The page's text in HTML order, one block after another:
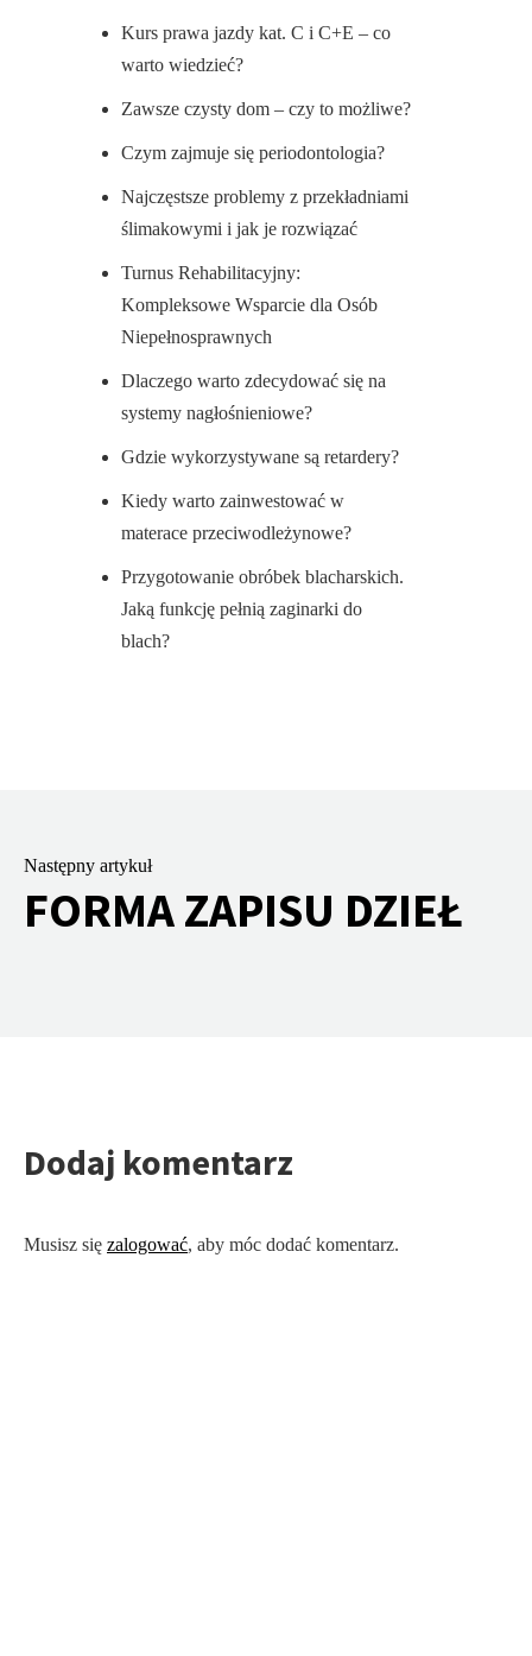
Kurs prawa jazdy kat. C i C+E – co
warto wiedzieć?
Zawsze czysty dom – czy to możliwe?
Czym zajmuje się periodontologia?
Najczęstsze problemy z przekładniami
ślimakowymi i jak je rozwiązać
Turnus Rehabilitacyjny:
Kompleksowe Wsparcie dla Osób
Niepełnosprawnych
Dlaczego warto zdecydować się na
systemy nagłośnieniowe?
Gdzie wykorzystywane są retardery?
Kiedy warto zainwestować w
materace przeciwodleżynowe?
Przygotowanie obróbek blacharskich.
Jaką funkcję pełnią zaginarki do
blach?
Następny artykuł
FORMA ZAPISU DZIEŁ
Dodaj komentarz
Musisz się zalogować, aby móc dodać komentarz.